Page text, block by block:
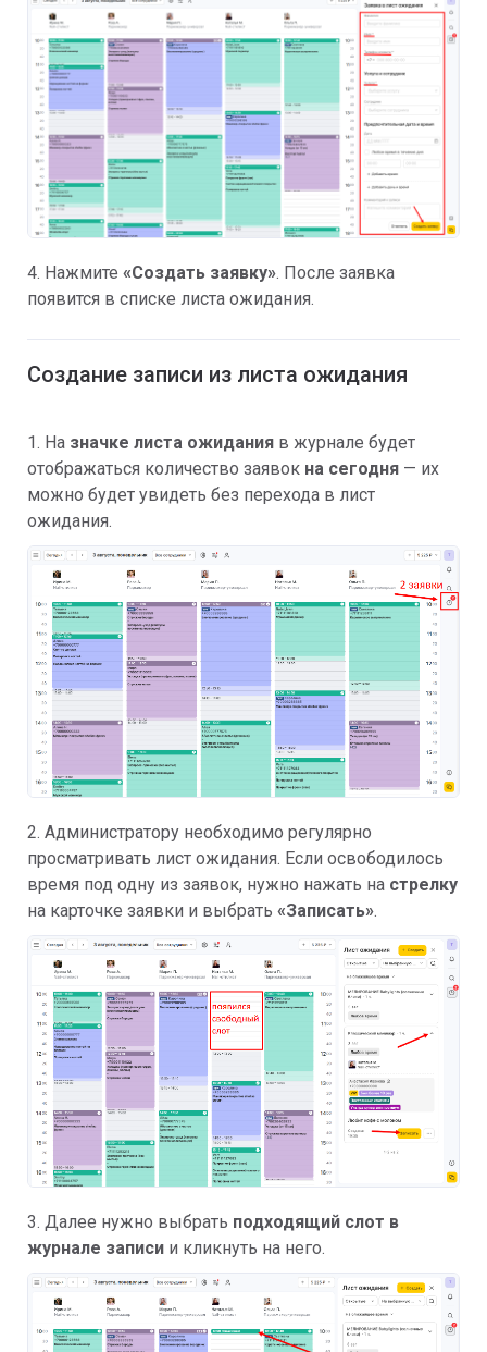
4. Нажмите «Создать заявку». После заявка
появится в списке листа ожидания.
Создание записи из листа ожидания
1. На значке листа ожидания в журнале будет
отображаться количество заявок на сегодня — их
можно будет увидеть без перехода в лист
ожидания.
2. Администратору необходимо регулярно
просматривать лист ожидания. Если освободилось
время под одну из заявок, нужно нажать на стрелку
на карточке заявки и выбрать «Записать».
3. Далее нужно выбрать подходящий слот в
журнале записи и кликнуть на него.